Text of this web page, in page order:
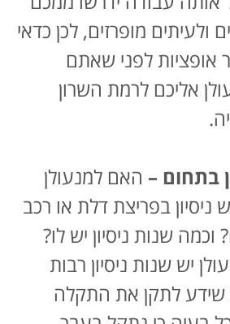
ולעיתים מופרזים, לכן כדאי
אופציות לפני שאתם
אליכם לרמת השרון
בתחום – האם למנעולן
בפריצת דלת או רכב
וכמה שנות ניסיון יש לו?
יש שנות ניסיון רבות
שידע לתקן את התקלה